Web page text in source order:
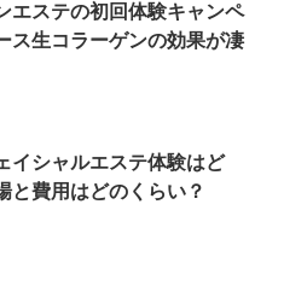
エステの初回体験キャンペ
ス生コラーゲンの効果が凄
イシャルエステ体験はど
と費用はどのくらい？